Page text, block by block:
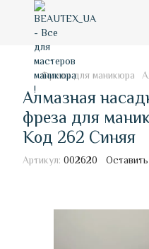
Фрезы для маникюра
Алмазная
фреза для
Код 262 Синяя
Артикул: 002620